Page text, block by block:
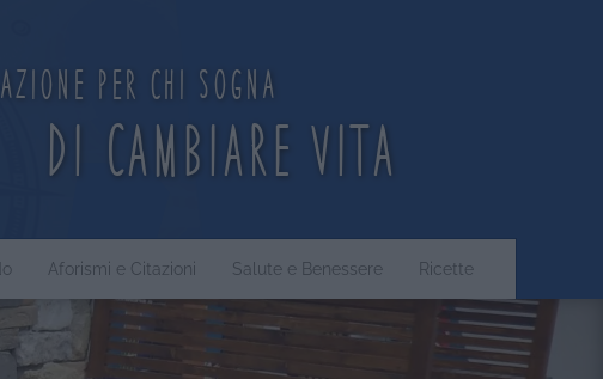
per chi sogna
di cambiare vita
Aforismi e Citazioni Salute e Benessere Ricette